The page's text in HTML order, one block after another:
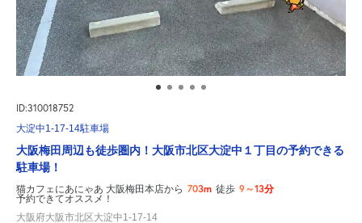
ID:310018752
大淀中1-17-14駐車場
大阪梅田周辺も徒歩圏内！大阪市北区大淀中１丁目の予約できる
駐車場！
猫カフェにあにゃあ 大阪梅田本店から 703m 徒歩 9～13分
予約できてオススメ！
大阪府大阪市北区大淀中1-17-14